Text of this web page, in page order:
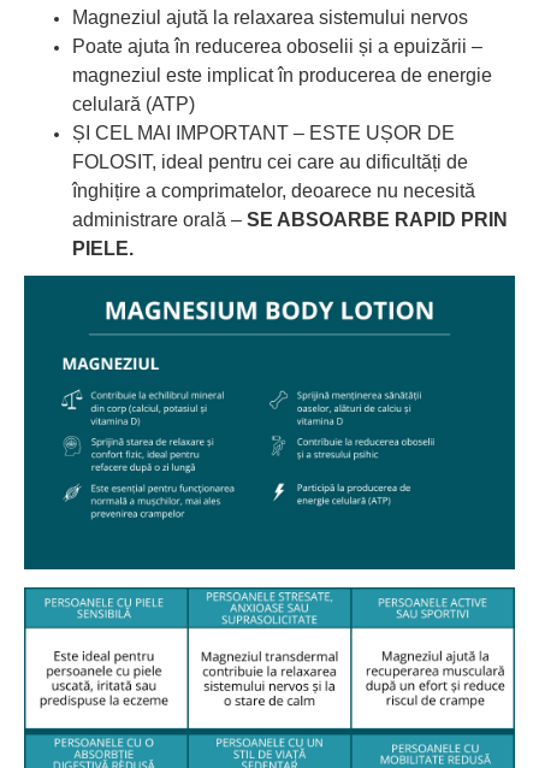
Magneziul ajută la relaxarea sistemului nervos
Poate ajuta în reducerea oboselii și a epuizării –
magneziul este implicat în producerea de energie
celulară (ATP)
ȘI CEL MAI IMPORTANT – ESTE UȘOR DE
FOLOSIT, ideal pentru cei care au dificultăți de
înghițire a comprimatelor, deoarece nu necesită
administrare orală – SE ABSOARBE RAPID PRIN
PIELE.